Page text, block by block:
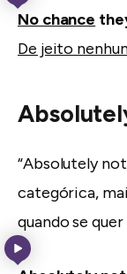
No chance
De jeito
“Absolutely
categórica,
quando se